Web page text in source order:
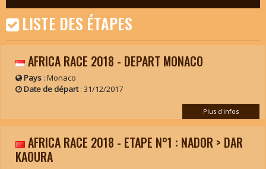
LISTE DES ÉTAPES
AFRICA RACE 2018 - DEPART MONACO
Pays: Monaco
Date de départ: 31/12/2017
Plus d'infos
AFRICA RACE 2018 - ETAPE N°1 : NADOR > DAR
KAOURA